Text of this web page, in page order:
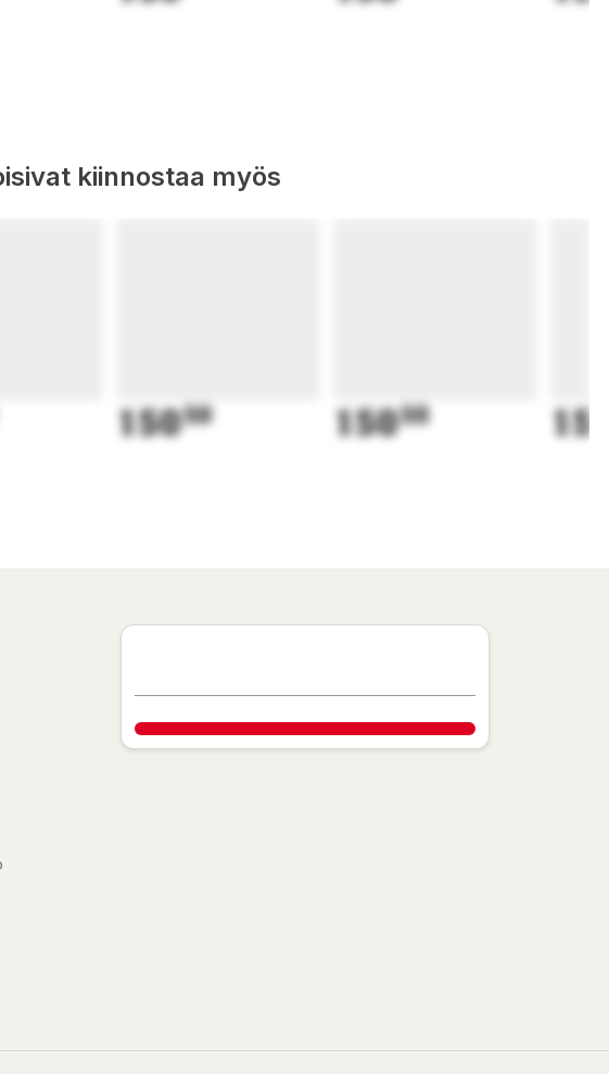
kiinnostaa myös
15050 15050